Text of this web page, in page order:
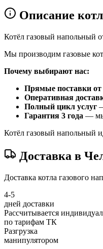
Описание
Котёл газовый напольный
Мы производим газовые
Почему выбирают нас:
Прямые поставки от
Оперативная
Полный цикл услуг
Гарантия 3 года — мы
Котёл газовый напольный
Доставка в
Доставка котла газового
4-5
дней доставки
Рассчитывается
по тарифам ТК
Разгрузка
манипулятором